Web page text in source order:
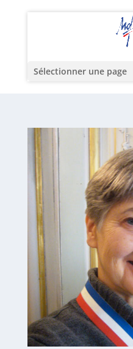
Sélectionner une page